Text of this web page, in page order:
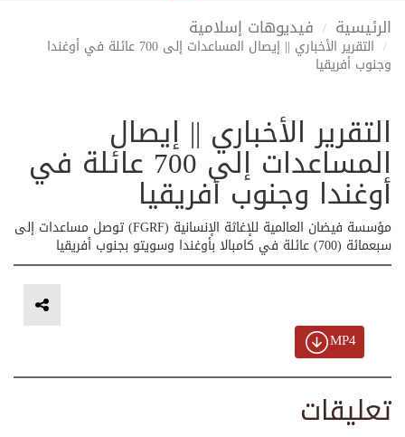
الرئيسية فيديوهات إسلامية
التقرير الأخباري || إيصال المساعدات إلى 700 عائلة في أوغندا
وجنوب أفريقيا
التقرير الأخباري || إيصال
المساعدات إلى 700 عائلة في
أوغندا وجنوب أفريقيا
مؤسسة فيضان العالمية للإغاثة الإنسانية (FGRF) توصل مساعدات إلى
سبعمائة (700) عائلة في كامبالا بأوغندا وسويتو بجنوب أفريقيا
MP4
تعليقات